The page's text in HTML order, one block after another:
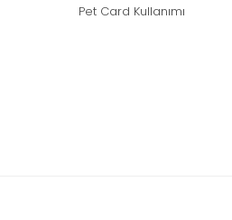
Pet Card Kullanımı